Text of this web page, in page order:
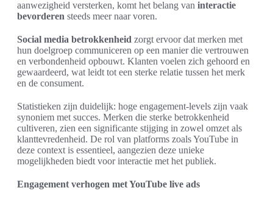
aanwezigheid versterken, komt het belang van interactie
bevorderen steeds meer naar voren.
Social media betrokkenheid zorgt ervoor dat merken met
hun doelgroep communiceren op een manier die vertrouwen
en verbondenheid opbouwt. Klanten voelen zich gehoord en
gewaardeerd, wat leidt tot een sterke relatie tussen het merk
en de consument.
Statistieken zijn duidelijk: hoge engagement-levels zijn vaak
synoniem met succes. Merken die sterke betrokkenheid
cultiveren, zien een significante stijging in zowel omzet als
klanttevredenheid. De rol van platforms zoals YouTube in
deze context is essentieel, aangezien deze unieke
mogelijkheden biedt voor interactie met het publiek.
Engagement verhogen met YouTube live ads